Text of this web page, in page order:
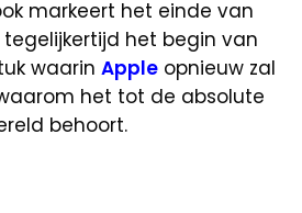
markeert het einde van
het begin van
waarin Apple opnieuw zal
het tot de absolute
behoort.